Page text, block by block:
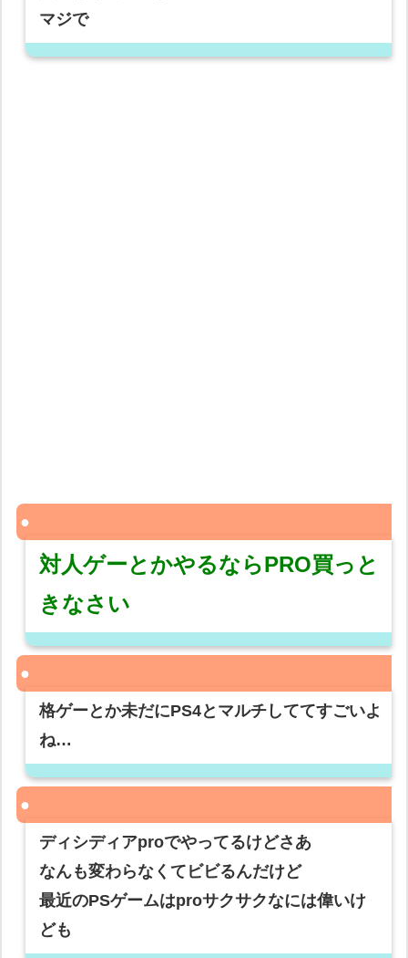
マジで
対人ゲーとかやるならPRO買っと
きなさい
格ゲーとか未だにPS4とマルチしててすごいよ
ね…
ディシディアproでやってるけどさあ
なんも変わらなくてビビるんだけど
最近のPSゲームはproサクサクなには偉いけ
ども